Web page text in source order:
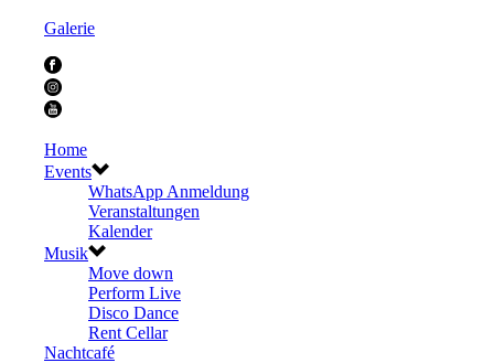
Galerie
Home
Events
WhatsApp Anmeldung
Veranstaltungen
Kalender
Musik
Move down
Perform Live
Disco Dance
Rent Cellar
Nachtcafé